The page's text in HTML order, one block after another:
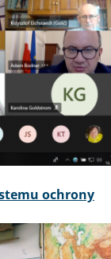
ochrony